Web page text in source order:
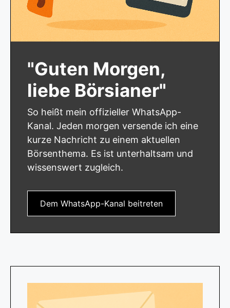
"Guten Morgen,
liebe Börsianer"
So heißt mein offizieller WhatsApp-
Kanal. Jeden morgen versende ich eine
kurze Nachricht zu einem aktuellen
Börsenthema. Es ist unterhaltsam und
wissenswert zugleich.
Dem WhatsApp-Kanal beitreten